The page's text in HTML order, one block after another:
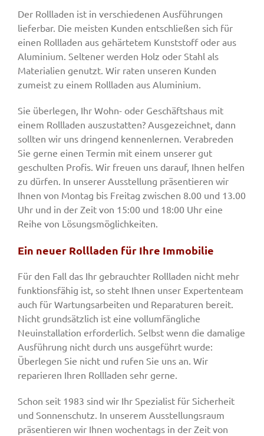
Der Rollladen ist in verschiedenen Ausführungen
lieferbar. Die meisten Kunden entschließen sich für
einen Rollladen aus gehärtetem Kunststoff oder aus
Aluminium. Seltener werden Holz oder Stahl als
Materialien genutzt. Wir raten unseren Kunden
zumeist zu einem Rollladen aus Aluminium.
Sie überlegen, Ihr Wohn- oder Geschäftshaus mit
einem Rollladen auszustatten? Ausgezeichnet, dann
sollten wir uns dringend kennenlernen. Verabreden
Sie gerne einen Termin mit einem unserer gut
geschulten Profis. Wir freuen uns darauf, Ihnen helfen
zu dürfen. In unserer Ausstellung präsentieren wir
Ihnen von Montag bis Freitag zwischen 8.00 und 13.00
Uhr und in der Zeit von 15:00 und 18:00 Uhr eine
Reihe von Lösungsmöglichkeiten.
Ein neuer Rollladen für Ihre Immobilie
Für den Fall das Ihr gebrauchter Rollladen nicht mehr
funktionsfähig ist, so steht Ihnen unser Expertenteam
auch für Wartungsarbeiten und Reparaturen bereit.
Nicht grundsätzlich ist eine vollumfängliche
Neuinstallation erforderlich. Selbst wenn die damalige
Ausführung nicht durch uns ausgeführt wurde:
Überlegen Sie nicht und rufen Sie uns an. Wir
reparieren Ihren Rollladen sehr gerne.
Schon seit 1983 sind wir Ihr Spezialist für Sicherheit
und Sonnenschutz. In unserem Ausstellungsraum
präsentieren wir Ihnen wochentags in der Zeit von